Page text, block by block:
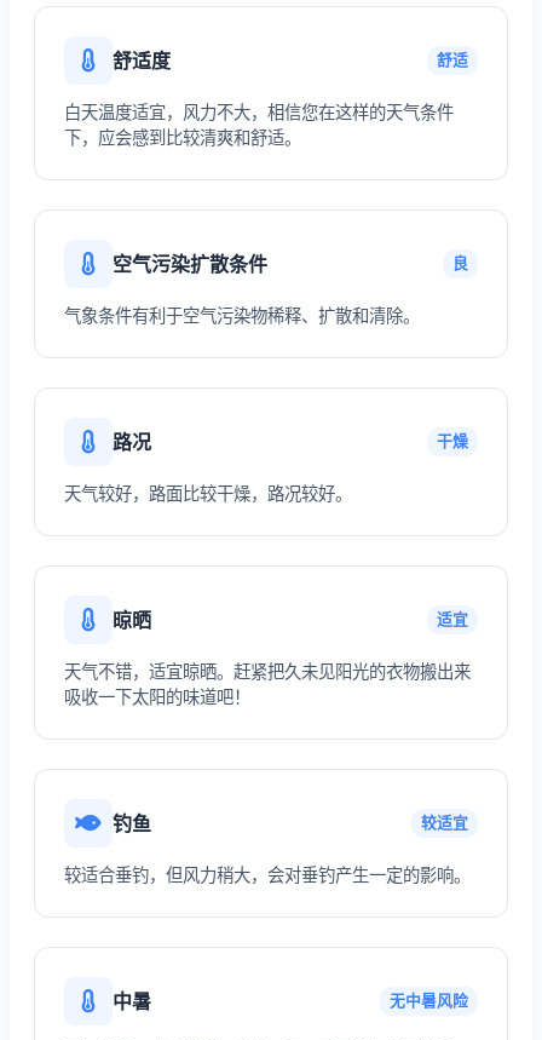
舒适度 舒适
白天温度适宜，风力不大，相信您在这样的天气条件
下，应会感到比较清爽和舒适。
空气污染扩散条件 良
气象条件有利于空气污染物稀释、扩散和清除。
路况 干燥
天气较好，路面比较干燥，路况较好。
晾晒 适宜
天气不错，适宜晾晒。赶紧把久未见阳光的衣物搬出来
吸收一下太阳的味道吧！
钓鱼 较适宜
较适合垂钓，但风力稍大，会对垂钓产生一定的影响。
中暑 无中暑风险